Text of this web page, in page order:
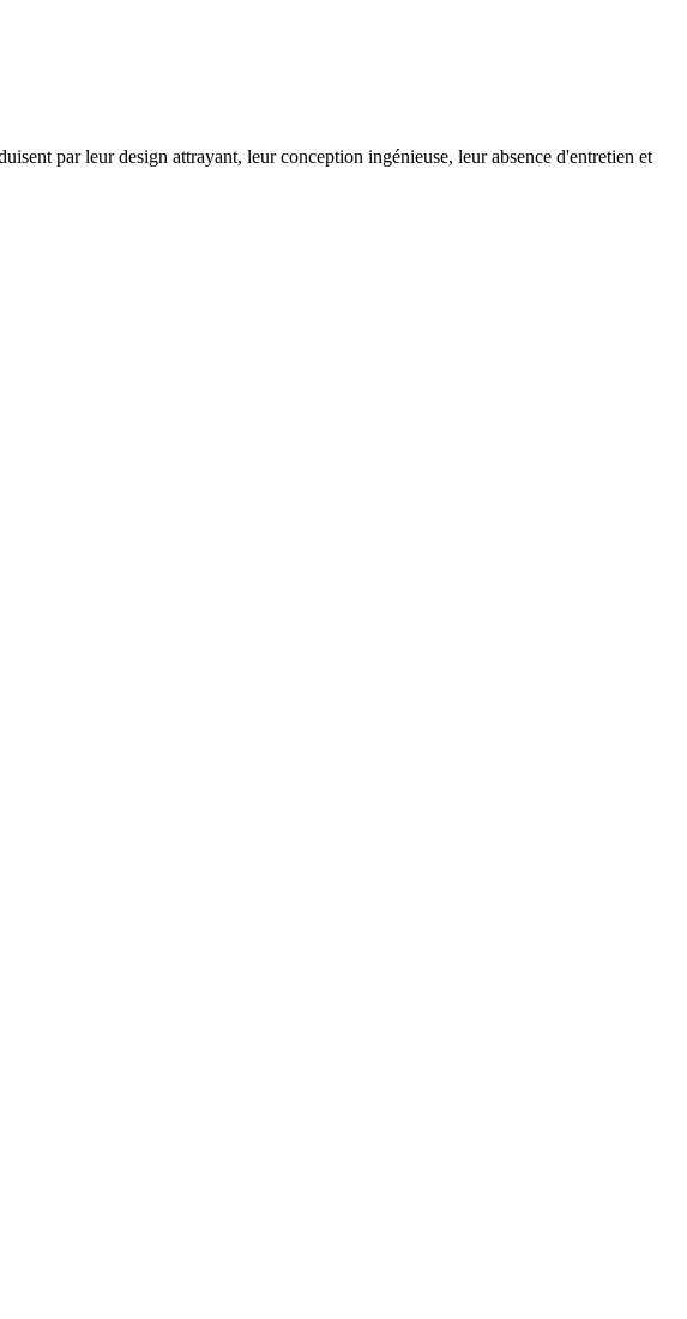
par leur design attrayant, leur conception ingénieuse, leur absence d'entretien et